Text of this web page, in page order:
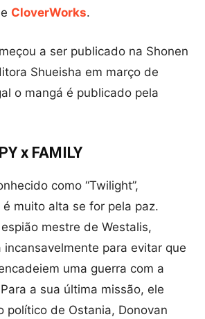
e CloverWorks.
a ser publicado na Shonen
Shueisha em março de
o mangá é publicado pela
x FAMILY
como “Twilight”,
muito alta se for pela paz.
mestre de Westalis,
para evitar que
uma guerra com a
a sua última missão, ele
político de Ostania, Donovan